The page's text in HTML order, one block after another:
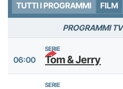
TUTTI I PROGRAMMI
FILM
PROGRAMMI
SERIE
06:00 Tom & Jerry
SERIE